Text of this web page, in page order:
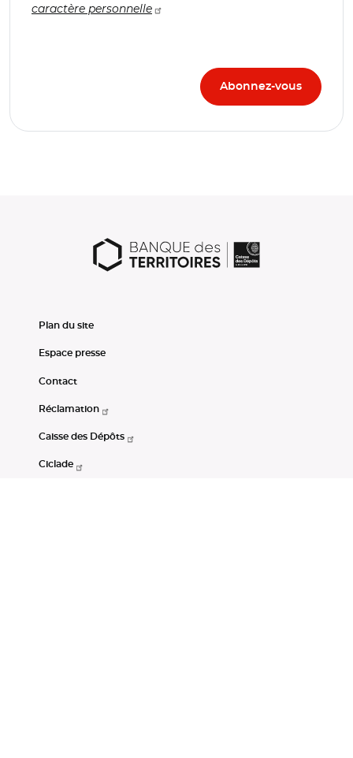
caractère personnelle
Plan du site
Espace presse
Contact
Réclamation
Caisse des Dépôts
Ciclade